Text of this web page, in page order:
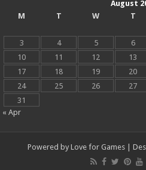
August
M
T W T
3
4 5 6
10
11 12 13
17
18 19 20
24
25 26 27
31
« Apr
Powered by Love for Games|